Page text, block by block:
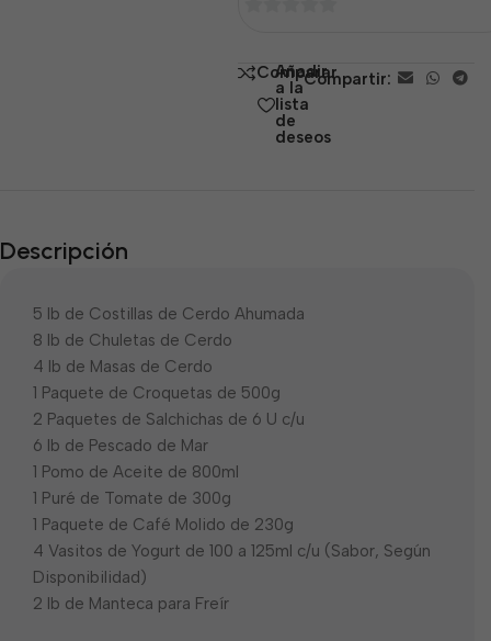
5 Comparar
Añadir
a la
lista
de
deseos
Compartir:
Descripción
5 lb de Costillas de Cerdo Ahumada
8 lb de Chuletas de Cerdo
4 lb de Masas de Cerdo
1 Paquete de Croquetas de 500g
2 Paquetes de Salchichas de 6 U c/u
6 lb de Pescado de Mar
1 Pomo de Aceite de 800ml
1 Puré de Tomate de 300g
1 Paquete de Café Molido de 230g
4 Vasitos de Yogurt de 100 a 125ml c/u (Sabor, Según
Disponibilidad)
2 lb de Manteca para Freír